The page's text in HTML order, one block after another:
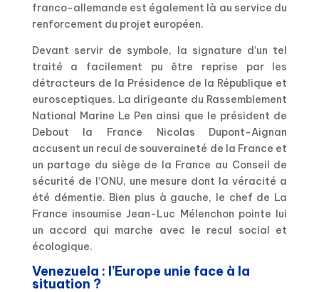
franco-allemande est également là au service du
renforcement du projet européen.
Devant servir de symbole, la signature d’un tel
traité a facilement pu être reprise par les
détracteurs de la Présidence de la République et
eurosceptiques. La dirigeante du Rassemblement
National Marine Le Pen ainsi que le président de
Debout la France Nicolas Dupont-Aignan
accusent un recul de souveraineté de la France et
un partage du siège de la France au Conseil de
sécurité de l’ONU, une mesure dont la véracité a
été démentie. Bien plus à gauche, le chef de La
France insoumise Jean-Luc Mélenchon pointe lui
un accord qui marche avec le recul social et
écologique.
Venezuela : l’Europe unie face à la
situation ?